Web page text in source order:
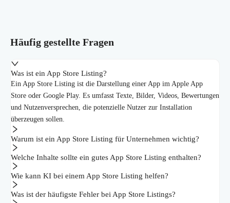
Häufig gestellte Fragen
Was ist ein App Store Listing?
Ein App Store Listing ist die Darstellung einer App im Apple App
Store oder Google Play. Es umfasst Texte, Bilder, Videos, Bewertungen
und Nutzenversprechen, die potenzielle Nutzer zur Installation
überzeugen sollen.
Warum ist ein App Store Listing für Unternehmen wichtig?
Welche Inhalte sollte ein gutes App Store Listing enthalten?
Wie kann KI bei einem App Store Listing helfen?
Was ist der häufigste Fehler bei App Store Listings?